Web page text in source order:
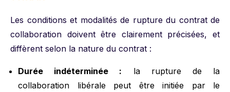
Les conditions et modalités de rupture du contrat de
collaboration doivent être clairement précisées, et
diffèrent selon la nature du contrat :
Durée indéterminée : la rupture de la
collaboration libérale peut être initiée par le